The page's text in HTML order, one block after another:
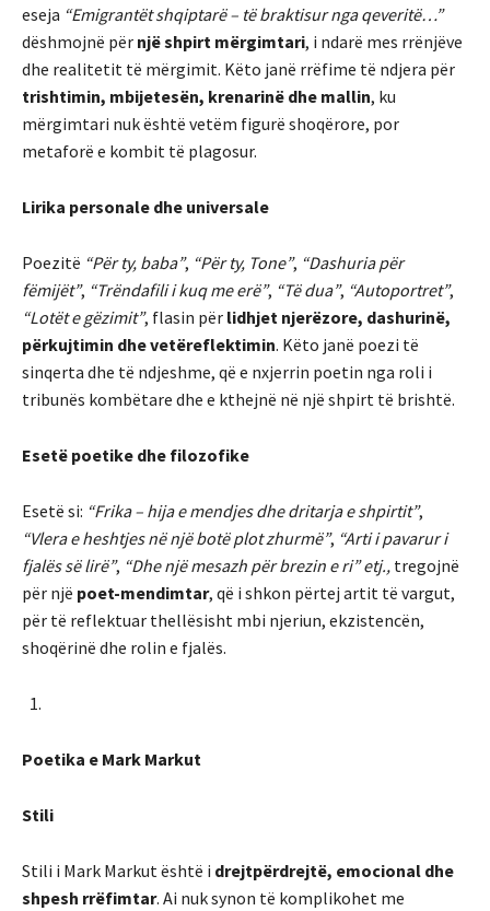
eseja “Emigrantët shqiptarë – të braktisur nga qeveritë…”
dëshmojnë për një shpirt mërgimtari, i ndarë mes rrënjëve
dhe realitetit të mërgimit. Këto janë rrëfime të ndjera për
trishtimin, mbijetesën, krenarinë dhe mallin, ku
mërgimtari nuk është vetëm figurë shoqërore, por
metaforë e kombit të plagosur.
Lirika personale dhe universale
Poezitë “Për ty, baba”, “Për ty, Tone”, “Dashuria për
fëmijët”, “Trëndafili i kuq me erë”, “Të dua”, “Autoportret”,
“Lotët e gëzimit”, flasin për lidhjet njerëzore, dashurinë,
përkujtimin dhe vetëreflektimin. Këto janë poezi të
sinqerta dhe të ndjeshme, që e nxjerrin poetin nga roli i
tribunës kombëtare dhe e kthejnë në një shpirt të brishtë.
Esetë poetike dhe filozofike
Esetë si: “Frika – hija e mendjes dhe dritarja e shpirtit”,
“Vlera e heshtjes në një botë plot zhurmë”, “Arti i pavarur i
fjalës së lirë”, “Dhe një mesazh për brezin e ri” etj., tregojnë
për një poet-mendimtar, që i shkon përtej artit të vargut,
për të reflektuar thellësisht mbi njeriun, ekzistencën,
shoqërinë dhe rolin e fjalës.
Poetika e Mark Markut
Stili
Stili i Mark Markut është i drejtpërdrejtë, emocional dhe
shpesh rrëfimtar. Ai nuk synon të komplikohet me